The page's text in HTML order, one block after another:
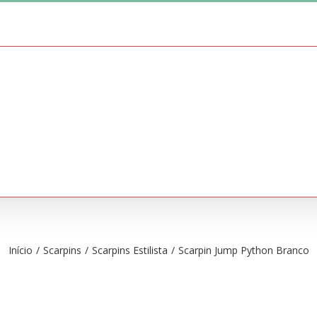
Início / Scarpins / Scarpins Estilista / Scarpin Jump Python Branco